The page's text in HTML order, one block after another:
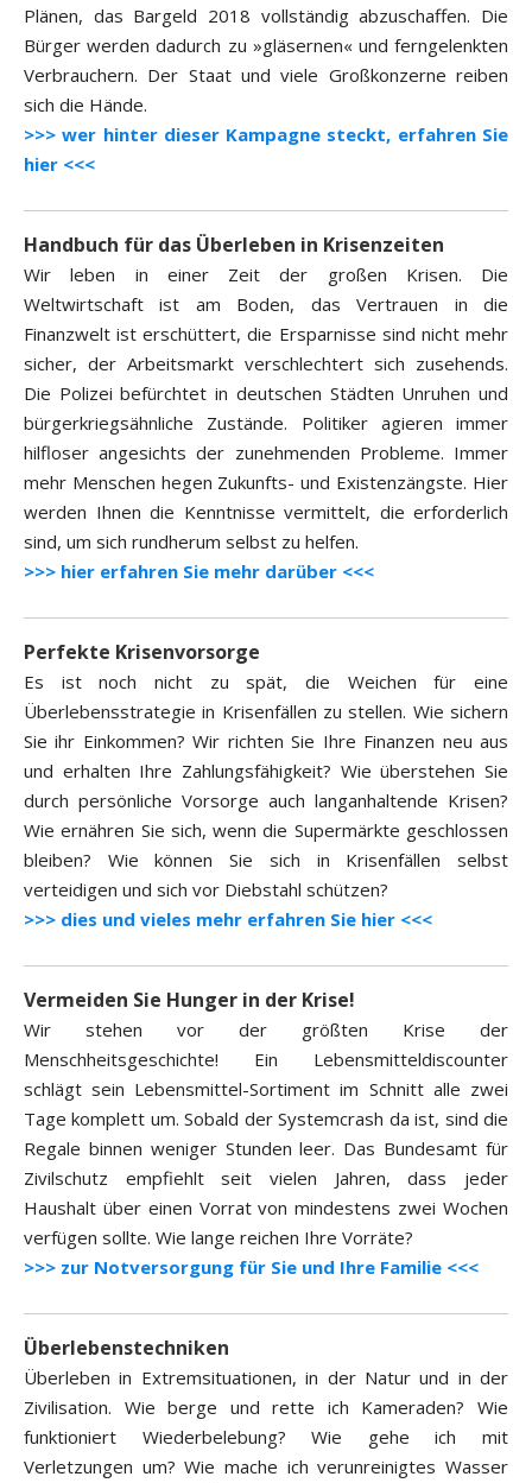
Plänen, das Bargeld 2018 vollständig abzuschaffen. Die
Bürger werden dadurch zu »gläsernen« und ferngelenkten
Verbrauchern. Der Staat und viele Großkonzerne reiben
sich die Hände.
>>> wer hinter dieser Kampagne steckt, erfahren Sie
hier <<<
Handbuch für das Überleben in Krisenzeiten
Wir leben in einer Zeit der großen Krisen. Die
Weltwirtschaft ist am Boden, das Vertrauen in die
Finanzwelt ist erschüttert, die Ersparnisse sind nicht mehr
sicher, der Arbeitsmarkt verschlechtert sich zusehends.
Die Polizei befürchtet in deutschen Städten Unruhen und
bürgerkriegsähnliche Zustände. Politiker agieren immer
hilfloser angesichts der zunehmenden Probleme. Immer
mehr Menschen hegen Zukunfts- und Existenzängste. Hier
werden Ihnen die Kenntnisse vermittelt, die erforderlich
sind, um sich rundherum selbst zu helfen.
>>> hier erfahren Sie mehr darüber <<<
Perfekte Krisenvorsorge
Es ist noch nicht zu spät, die Weichen für eine
Überlebensstrategie in Krisenfällen zu stellen. Wie sichern
Sie ihr Einkommen? Wir richten Sie Ihre Finanzen neu aus
und erhalten Ihre Zahlungsfähigkeit? Wie überstehen Sie
durch persönliche Vorsorge auch langanhaltende Krisen?
Wie ernähren Sie sich, wenn die Supermärkte geschlossen
bleiben? Wie können Sie sich in Krisenfällen selbst
verteidigen und sich vor Diebstahl schützen?
>>> dies und vieles mehr erfahren Sie hier <<<
Vermeiden Sie Hunger in der Krise!
Wir stehen vor der größten Krise der
Menschheitsgeschichte! Ein Lebensmitteldiscounter
schlägt sein Lebensmittel-Sortiment im Schnitt alle zwei
Tage komplett um. Sobald der Systemcrash da ist, sind die
Regale binnen weniger Stunden leer. Das Bundesamt für
Zivilschutz empfiehlt seit vielen Jahren, dass jeder
Haushalt über einen Vorrat von mindestens zwei Wochen
verfügen sollte. Wie lange reichen Ihre Vorräte?
>>> zur Notversorgung für Sie und Ihre Familie <<<
Überlebenstechniken
Überleben in Extremsituationen, in der Natur und in der
Zivilisation. Wie berge und rette ich Kameraden? Wie
funktioniert Wiederbelebung? Wie gehe ich mit
Verletzungen um? Wie mache ich verunreinigtes Wasser